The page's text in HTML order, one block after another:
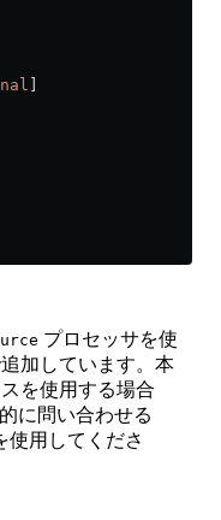
プロセッサを使
加しています。本
を使用する場合
に問い合わせる
使用してくださ